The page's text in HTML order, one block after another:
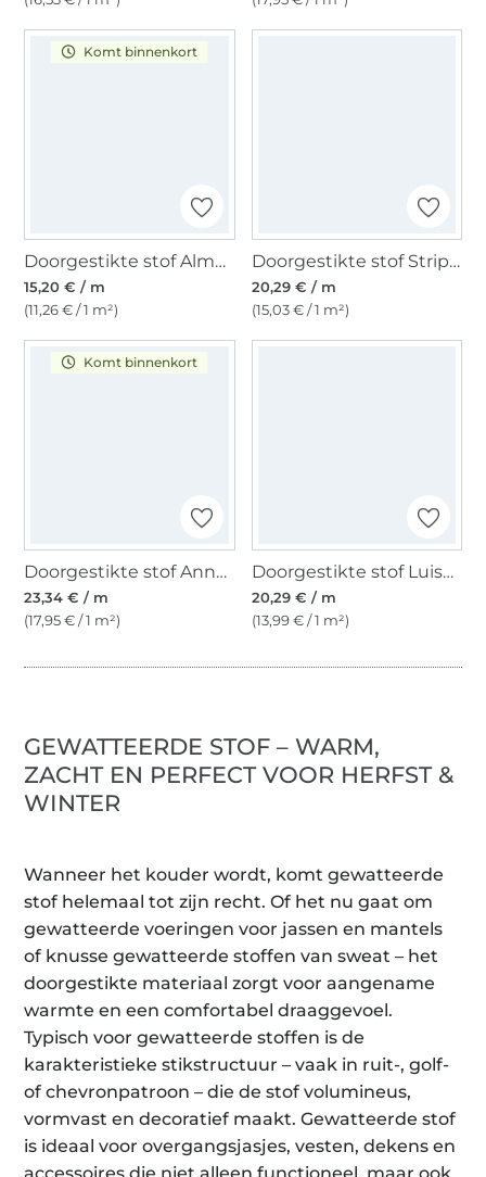
Komt binnenkort
Doorgestikte stof Alma, beige
15,20 € / m
(11,26 € / 1 m²)
Doorgestikte stof Stripes, terracotta
20,29 € / m
(15,03 € / 1 m²)
Komt binnenkort
Doorgestikte stof Anna, zwart
23,34 € / m
(17,95 € / 1 m²)
Doorgestikte stof Luisa, donkerlila
20,29 € / m
(13,99 € / 1 m²)
GEWATTEERDE STOF – WARM,
ZACHT EN PERFECT VOOR HERFST &
WINTER
Wanneer het kouder wordt, komt gewatteerde
stof helemaal tot zijn recht. Of het nu gaat om
gewatteerde voeringen voor jassen en mantels
of knusse gewatteerde stoffen van sweat – het
doorgestikte materiaal zorgt voor aangename
warmte en een comfortabel draaggevoel.
Typisch voor gewatteerde stoffen is de
karakteristieke stikstructuur – vaak in ruit-, golf-
of chevronpatroon – die de stof volumineus,
vormvast en decoratief maakt. Gewatteerde stof
is ideaal voor overgangsjasjes, vesten, dekens en